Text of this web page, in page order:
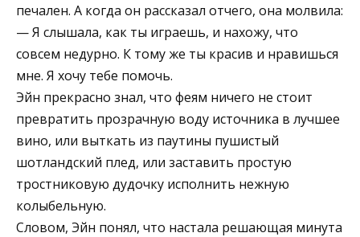
печален. А когда он рассказал отчего, она молвила:
— Я слышала, как ты играешь, и нахожу, что
совсем недурно. К тому же ты красив и нравишься
мне. Я хочу тебе помочь.
Эйн прекрасно знал, что феям ничего не стоит
превратить прозрачную воду источника в лучшее
вино, или выткать из паутины пушистый
шотландский плед, или заставить простую
тростниковую дудочку исполнить нежную
колыбельную.
Словом, Эйн понял, что настала решающая минута